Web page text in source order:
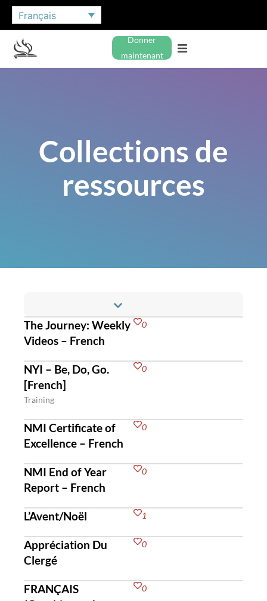
Français
Donner
maintenant
Collections de
ressources
The Journey: Weekly
Videos – French
0
NYI – Be, Do, Go.
[French]
Training
0
NMI Certificate of
Excellence – French
0
NMI End of Year
Report – French
0
L’Avent/Noël 1
Appréciation Du
Clergé
0
FRANÇAIS
0